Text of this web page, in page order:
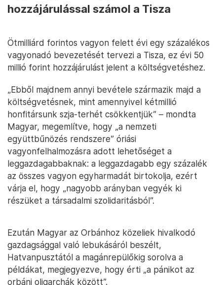
hozzájárulással számol a Tisza
Ötmilliárd forintos vagyon felett évi egy százalékos
vagyonadó bevezetését tervezi a Tisza, ez évi 50
millió forint hozzájárulást jelent a költségvetéshez.
„Ebből majdnem annyi bevétele származik majd a
költségvetésnek, mint amennyivel kétmillió
honfitársunk szja-terhét csökkentjük” – mondta
Magyar, megemlítve, hogy „a nemzeti
együttbűnözés rendszere” óriási
vagyonfelhalmozásra adott lehetőséget a
leggazdagabbaknak: a leggazdagabb egy százalék
az összes vagyon egyharmadát birtokolja, ezért
várja el, hogy „nagyobb arányban vegyék ki
részüket a társadalmi szolidaritásból”.
Ezután Magyar az Orbánhoz közeliek hivalkodó
gazdagsággal való lebukásáról beszélt,
Hatvanpusztától a magánrepülőkig sorolva a
példákat, megjegyezve, hogy érti „a pánikot az
orbáni oligarchák között”.